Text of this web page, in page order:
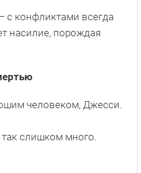
с конфликтами всегда
насилие, порождая
человеком, Джесси.
слишком много.